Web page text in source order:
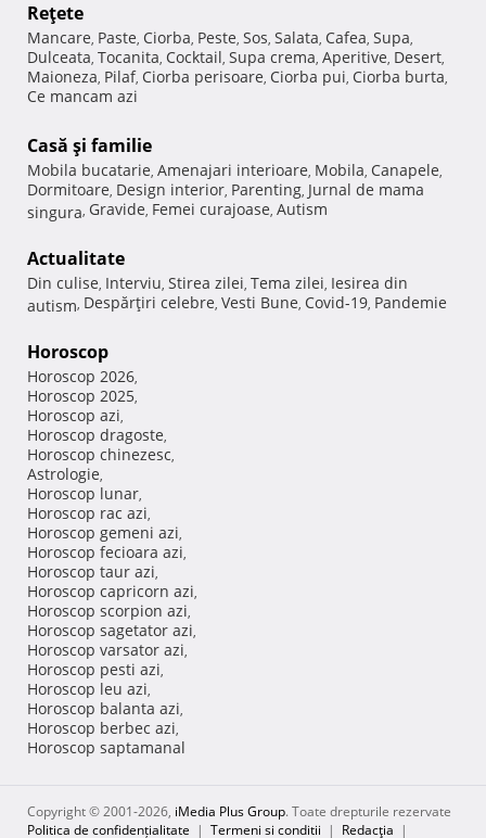
Reţete
Mancare, Paste, Ciorba, Peste, Sos, Salata, Cafea, Supa,
Dulceata, Tocanita, Cocktail, Supa crema, Aperitive, Desert,
Maioneza, Pilaf, Ciorba perisoare, Ciorba pui, Ciorba burta,
Ce mancam azi
Casă şi familie
Mobila bucatarie, Amenajari interioare, Mobila, Canapele,
Dormitoare, Design interior, Parenting, Jurnal de mama
singura, Gravide, Femei curajoase, Autism
Actualitate
Din culise, Interviu, Stirea zilei, Tema zilei, Iesirea din
autism, Despărţiri celebre, Vesti Bune, Covid-19, Pandemie
Horoscop
Horoscop 2026,
Horoscop 2025,
Horoscop azi,
Horoscop dragoste,
Horoscop chinezesc,
Astrologie,
Horoscop lunar,
Horoscop rac azi,
Horoscop gemeni azi,
Horoscop fecioara azi,
Horoscop taur azi,
Horoscop capricorn azi,
Horoscop scorpion azi,
Horoscop sagetator azi,
Horoscop varsator azi,
Horoscop pesti azi,
Horoscop leu azi,
Horoscop balanta azi,
Horoscop berbec azi,
Horoscop saptamanal
Copyright © 2001-2026, iMedia Plus Group. Toate drepturile rezervate
Politica de confidențialitate | Termeni si conditii | Redacţia |